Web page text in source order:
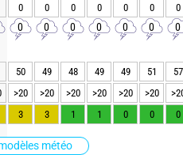
météo
0 0 0 0 0 0 0
0 0 0 0 0 0 0
50 49 48 49 49 51
57
>20 >20 >20 >20 >20 >20
3 3 1 1 0 0 0